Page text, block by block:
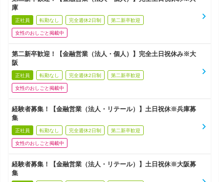
庫
正社員 転勤なし 完全週休2日制 第二新卒歓迎
女性のおしごと掲載中
第二新卒歓迎！【金融営業（法人・個人）】完全土日祝休み※大
阪
正社員 転勤なし 完全週休2日制 第二新卒歓迎
女性のおしごと掲載中
経験者募集！【金融営業（法人・リテール）】土日祝休※兵庫募
集
正社員 転勤なし 完全週休2日制 第二新卒歓迎
女性のおしごと掲載中
経験者募集！【金融営業（法人・リテール）】土日祝休※大阪募
集